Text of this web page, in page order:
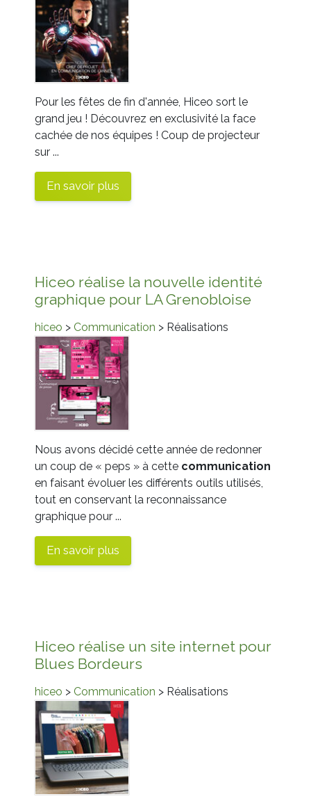
Pour les fêtes de fin d'année, Hiceo sort le
grand jeu ! Découvrez en exclusivité la face
cachée de nos équipes ! Coup de projecteur
sur ...
En savoir plus
Hiceo réalise la nouvelle identité
graphique pour LA Grenobloise
hiceo > Communication > Réalisations
Nous avons décidé cette année de redonner
un coup de « peps » à cette communication
en faisant évoluer les différents outils utilisés,
tout en conservant la reconnaissance
graphique pour ...
En savoir plus
Hiceo réalise un site internet pour
Blues Bordeurs
hiceo > Communication > Réalisations